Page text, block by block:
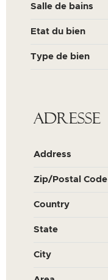
Salle de bains
Etat du bien
Type de bien
Adresse
Address
Zip/Postal Code
Country
State
City